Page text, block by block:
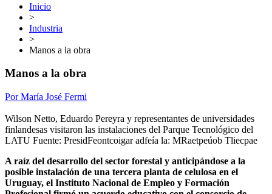
Inicio
>
Industria
>
Manos a la obra
Manos a la obra
Por María José Fermi
Wilson Netto, Eduardo Pereyra y representantes de universidades
finlandesas visitaron las instalaciones del Parque Tecnológico del
LATU Fuente: PresidFeontcoigar adfeía la: MRaetpeúob Tliecpae
A raíz del desarrollo del sector forestal y anticipándose a la
posible instalación de una tercera planta de celulosa en el
Uruguay, el Instituto Nacional de Empleo y Formación